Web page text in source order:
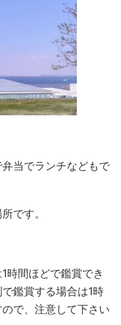
当でランチなどもで
です。
時間ほどで鑑賞でき
鑑賞する場合は1時
で、注意して下さい